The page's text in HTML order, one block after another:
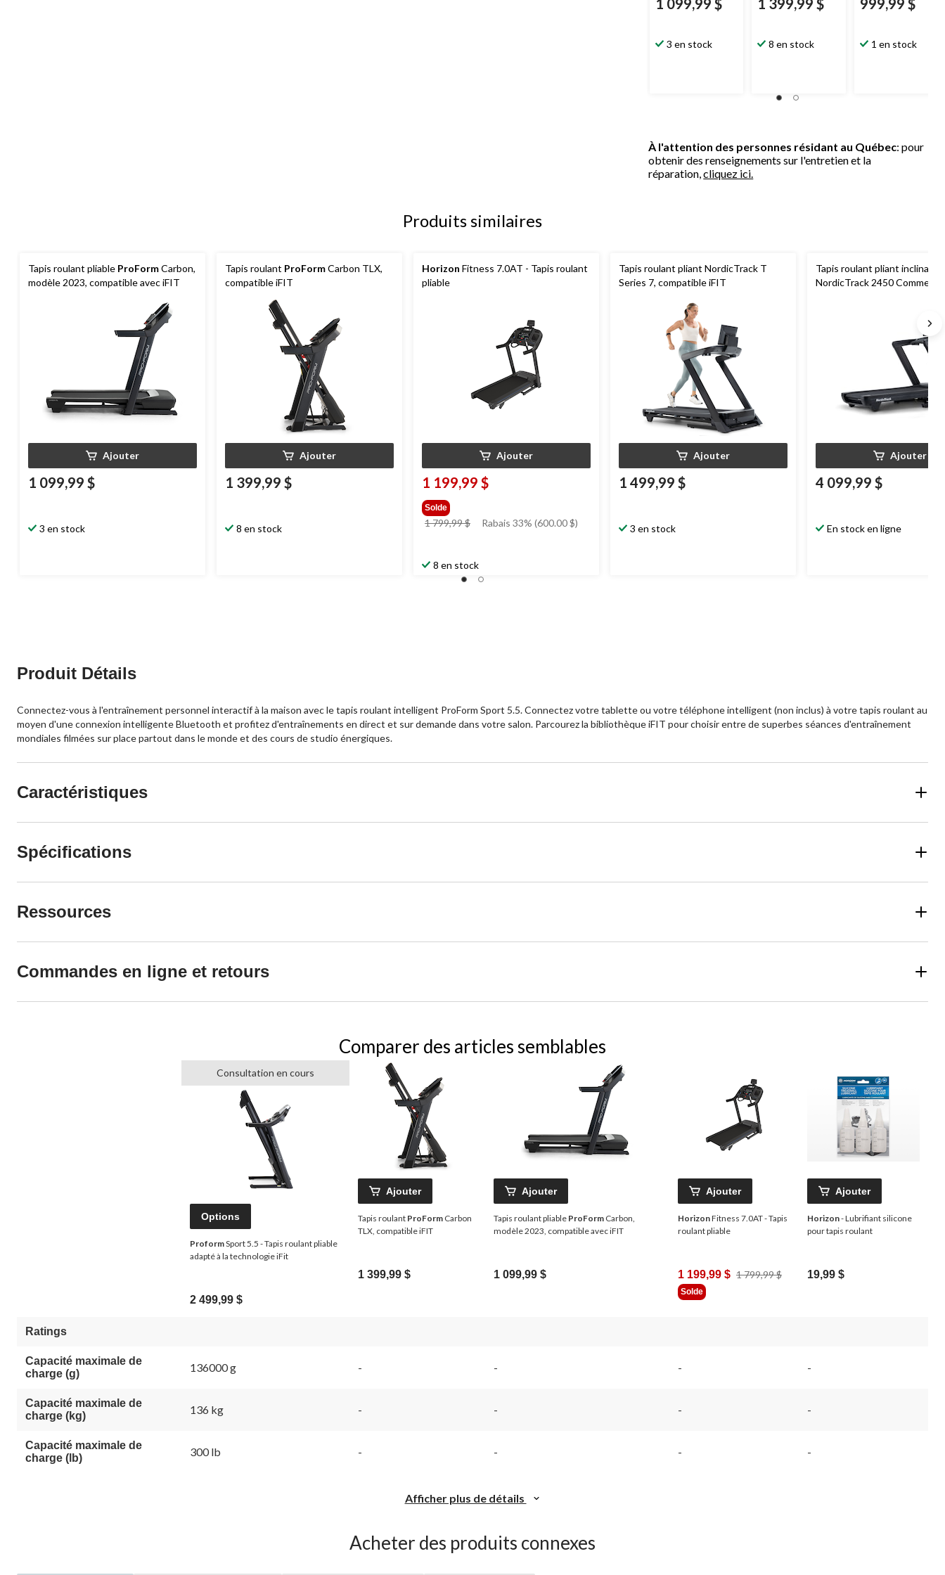
3 en stock 8 en stock 1 en stock
À l'attention des personnes résidant au Québec: pour
obtenir des renseignements sur l'entretien et la
réparation,cliquez ici.
Produits similaires
Tapis roulant pliable ProFormCarbon,
modèle 2023, compatible avec iFIT
Ajouter
1 099,99 $
3 en stock
Tapis roulant ProFormCarbon TLX,
compatible iFIT
Ajouter
1 399,99 $
8 en stock
Horizon Fitness 7.0AT - Tapis roulant
pliable
Ajouter
1 199,99 $
Solde
1 799,99 $
prixRabais 33% (600.00 $)
8 en stock
Tapis roulant pliant NordicTrack T
Series 7, compatible iFIT
Ajouter
1 499,99 $
3 en stock
Tapis roulant pliant inclinable
NordicTrack 2450
Ajouter
4 099,99 $
En stock en ligne
Produit Détails
Connectez-vous à l'entraînement personnel interactif à la maison avec le tapis roulant intelligent ProForm Sport 5.5. Connectez votre tablette ou votre téléphone intelligent (non inclus) à votre tapis roulant au
moyen d'une connexion intelligente Bluetooth et profitez d'entraînements en direct et sur demande dans votre salon. Parcourez la bibliothèque iFIT pour choisir entre de superbes séances d'entraînement
mondiales filmées sur place partout dans le monde et des cours de studio énergiques.
Caractéristiques
Spécifications
Ressources
Commandes en ligne et retours
Comparer des articles semblables
Consultation en cours
Options
ProformSport 5.5 - Tapis roulant pliable
adapté à la technologie iFit
2 499,99 $
Ajouter
Tapis roulant ProForm Carbon
TLX, compatible iFIT
1 399,99 $
Ajouter
Tapis roulant pliable ProForm Carbon,
modèle 2023, compatible avec iFIT
1 099,99 $
Ajouter
HorizonFitness 7.0AT - Tapis
roulant pliable
1 199,99 $ 1 799,99 $Prix
Solde
Ajouter
Horizon- Lubrifiant silicone
pour tapis roulant
19,99 $
Ratings
Capacité maximale de
charge (g)
136000 g - - - -
Capacité maximale de
charge (kg)
136 kg - - - -
Capacité maximale de
charge (lb)
300 lb - - - -
Afficher plus de détails
Acheter des produits connexes